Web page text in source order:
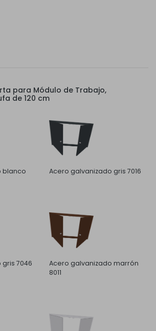
para Módulo de Trabajo,
de 120 cm
blanco Acero galvanizado gris 7016
7046
Acero galvanizado marrón
8011